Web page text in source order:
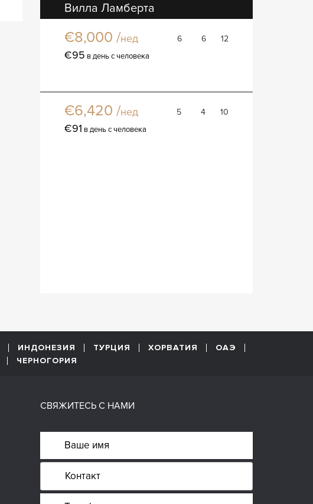
Вилла Ламберта
€8,000 /нед 6 6 12
€95 в день с человека
€6,420 /нед 5 4 10
€91 в день с человека
ИНДОНЕЗИЯ ТУРЦИЯ ХОРВАТИЯ
ОАЭ
ЧЕРНОГОРИЯ
СВЯЖИТЕСЬ С НАМИ